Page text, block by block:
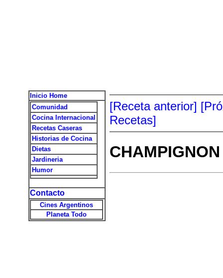
Inicio Home
Comunidad
Cocina Internacional
Recetas Caseras
Historias de Cocina
Dietas
Jardineria
Humor
Contacto
Cines Argentinos
Planeta Todo
[Receta anterior]
Recetas]